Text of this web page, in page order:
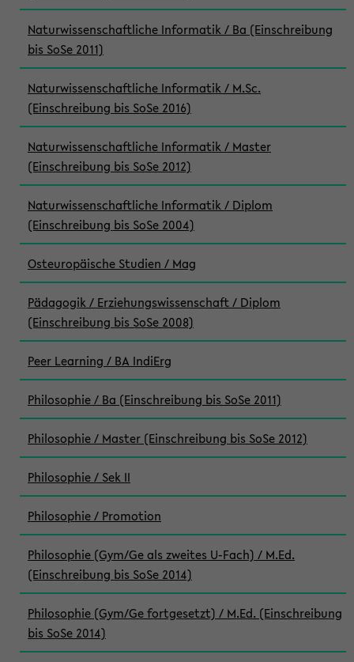
Naturwissenschaftliche Informatik / Ba (Einschreibung
bis SoSe 2011)
Naturwissenschaftliche Informatik / M.Sc.
(Einschreibung bis SoSe 2016)
Naturwissenschaftliche Informatik / Master
(Einschreibung bis SoSe 2012)
Naturwissenschaftliche Informatik / Diplom
(Einschreibung bis SoSe 2004)
Osteuropäische Studien / Mag
Pädagogik / Erziehungswissenschaft / Diplom
(Einschreibung bis SoSe 2008)
Peer Learning / BA IndiErg
Philosophie / Ba (Einschreibung bis SoSe 2011)
Philosophie / Master (Einschreibung bis SoSe 2012)
Philosophie / Sek II
Philosophie / Promotion
Philosophie (Gym/Ge als zweites U-Fach) / M.Ed.
(Einschreibung bis SoSe 2014)
Philosophie (Gym/Ge fortgesetzt) / M.Ed. (Einschreibung
bis SoSe 2014)